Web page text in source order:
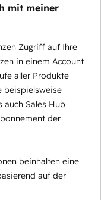
mit meiner
Zugriff auf Ihre
in einem Account
aller Produkte
beispielsweise
auch Sales Hub
der
beinhalten eine
auf der